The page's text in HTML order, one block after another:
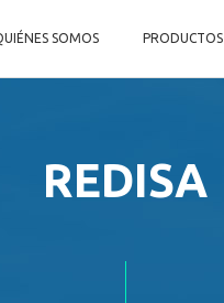
SOMOS PRODUCTOS
REDISA